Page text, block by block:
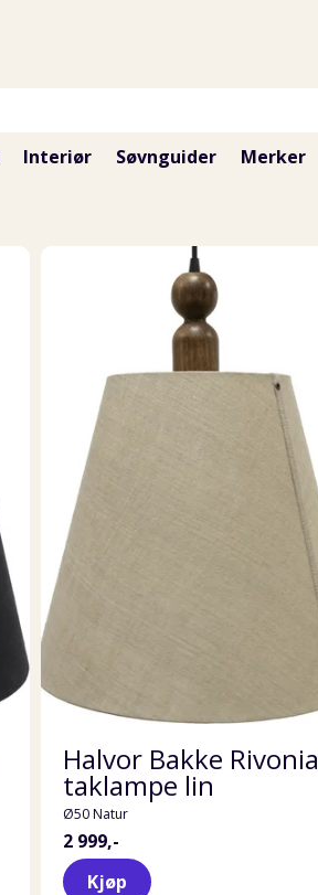
Interiør Søvnguider Merker
Halvor Bakke Rivonia
taklampe lin
Ø50 Natur
2 999,-
Kjøp